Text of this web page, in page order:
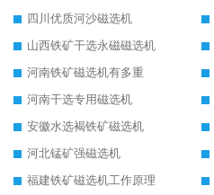
四川优质河沙磁选机
山西铁矿干选永磁磁选机
河南铁矿磁选机有多重
河南干选专用磁选机
安徽水选褐铁矿磁选机
河北锰矿强磁选机
福建铁矿磁选机工作原理